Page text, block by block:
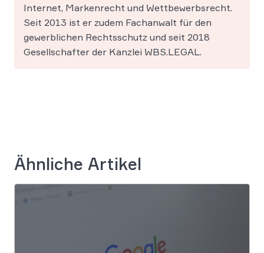
Internet, Markenrecht und Wettbewerbsrecht.
Seit 2013 ist er zudem Fachanwalt für den
gewerblichen Rechtsschutz und seit 2018
Gesellschafter der Kanzlei WBS.LEGAL.
Ähnliche Artikel